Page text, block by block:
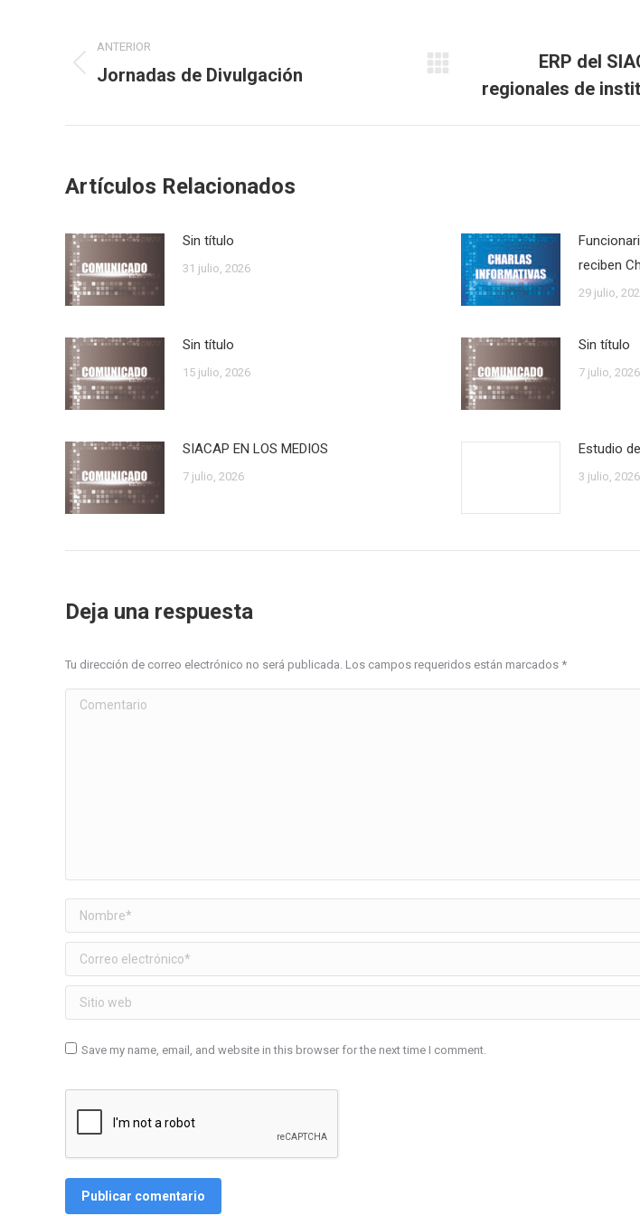
entre
ANTERIOR
Publicación
Jornadas de Divulgación
siguiente:
ERP del
regionales de
Artículos Relacionados
Sin título
31 julio, 2026
reciben
29 julio,
Sin título
15 julio, 2026
Sin título
7 julio, 2026
SIACAP EN LOS MEDIOS
7 julio, 2026
Estudio
3 julio, 2026
Deja una respuesta
Tu dirección de correo electrónico no será publicada. Los campos requeridos están marcados *
Comentario
Nombre *
Correo electrónico *
Sitio web
Save my name, email, and website in this browser for the next time I comment.
Publicar comentario